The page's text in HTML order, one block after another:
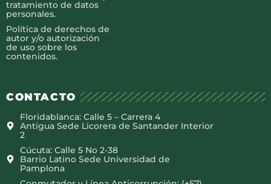
tratamiento de datos
personales.
Política de derechos de
autor y/o autorización
de uso sobre los
contenidos.
CONTACTO
Floridablanca: Calle 5 – Carrera 4
Antigua Sede Licorera de Santander Interior
2
Cúcuta: Calle 5 No 2-38
Barrio Latino Sede Universidad de
Pamplona